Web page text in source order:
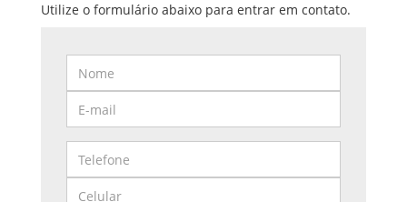
Utilize o formulário abaixo para entrar em contato.